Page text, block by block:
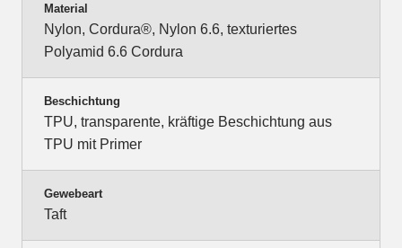
Material
Nylon, Cordura®, Nylon 6.6, texturiertes
Polyamid 6.6 Cordura
Beschichtung
TPU, transparente, kräftige Beschichtung aus
TPU mit Primer
Gewebeart
Taft